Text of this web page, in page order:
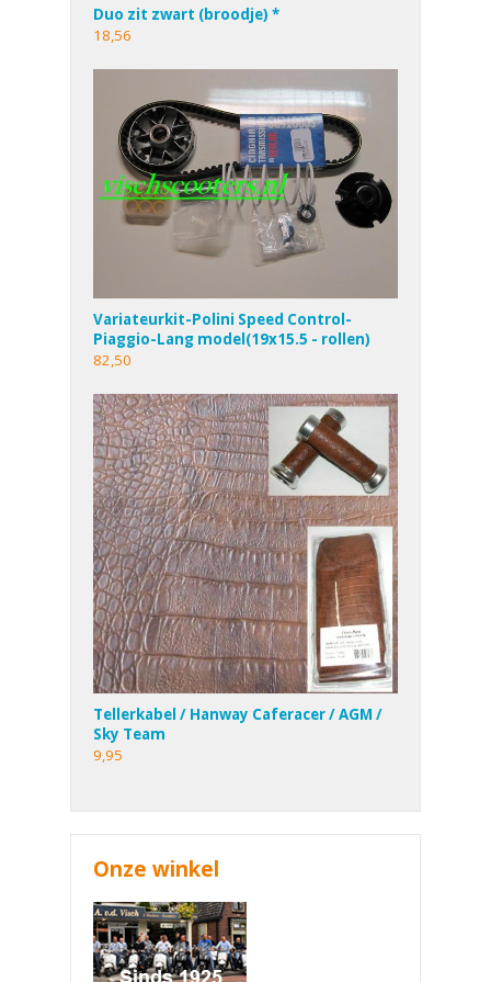
Duo zit zwart (broodje) *
18,56
Variateurkit-Polini Speed Control-
Piaggio-Lang model(19x15.5 - rollen)
82,50
Tellerkabel / Hanway Caferacer / AGM /
Sky Team
9,95
Onze winkel